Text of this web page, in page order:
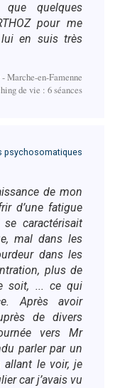
quelques
pour me
en suis très
Marche-en-Famenne
de vie : 6 séances
psychosomatiques
de mon
d’une fatigue
caractérisait
mal dans les
dans les
plus de
soit, ... ce qui
Après avoir
de divers
vers Mr
parler par un
allant le voir, je
car j’avais vu